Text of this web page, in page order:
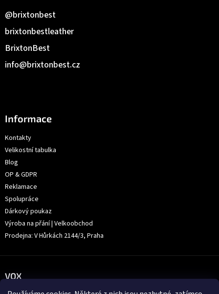
info@brixtonbest.cz
BrixtonBest
brixtonbestleather
@brixtonbest
Informace
Kontakty
Velikostní tabulka
Blog
OP & GDPR
Reklamace
Spolupráce
Dárkový poukaz
Výroba na přání | Velkoobchod
Prodejna: V Hůrkách 2144/3, Praha
VOX